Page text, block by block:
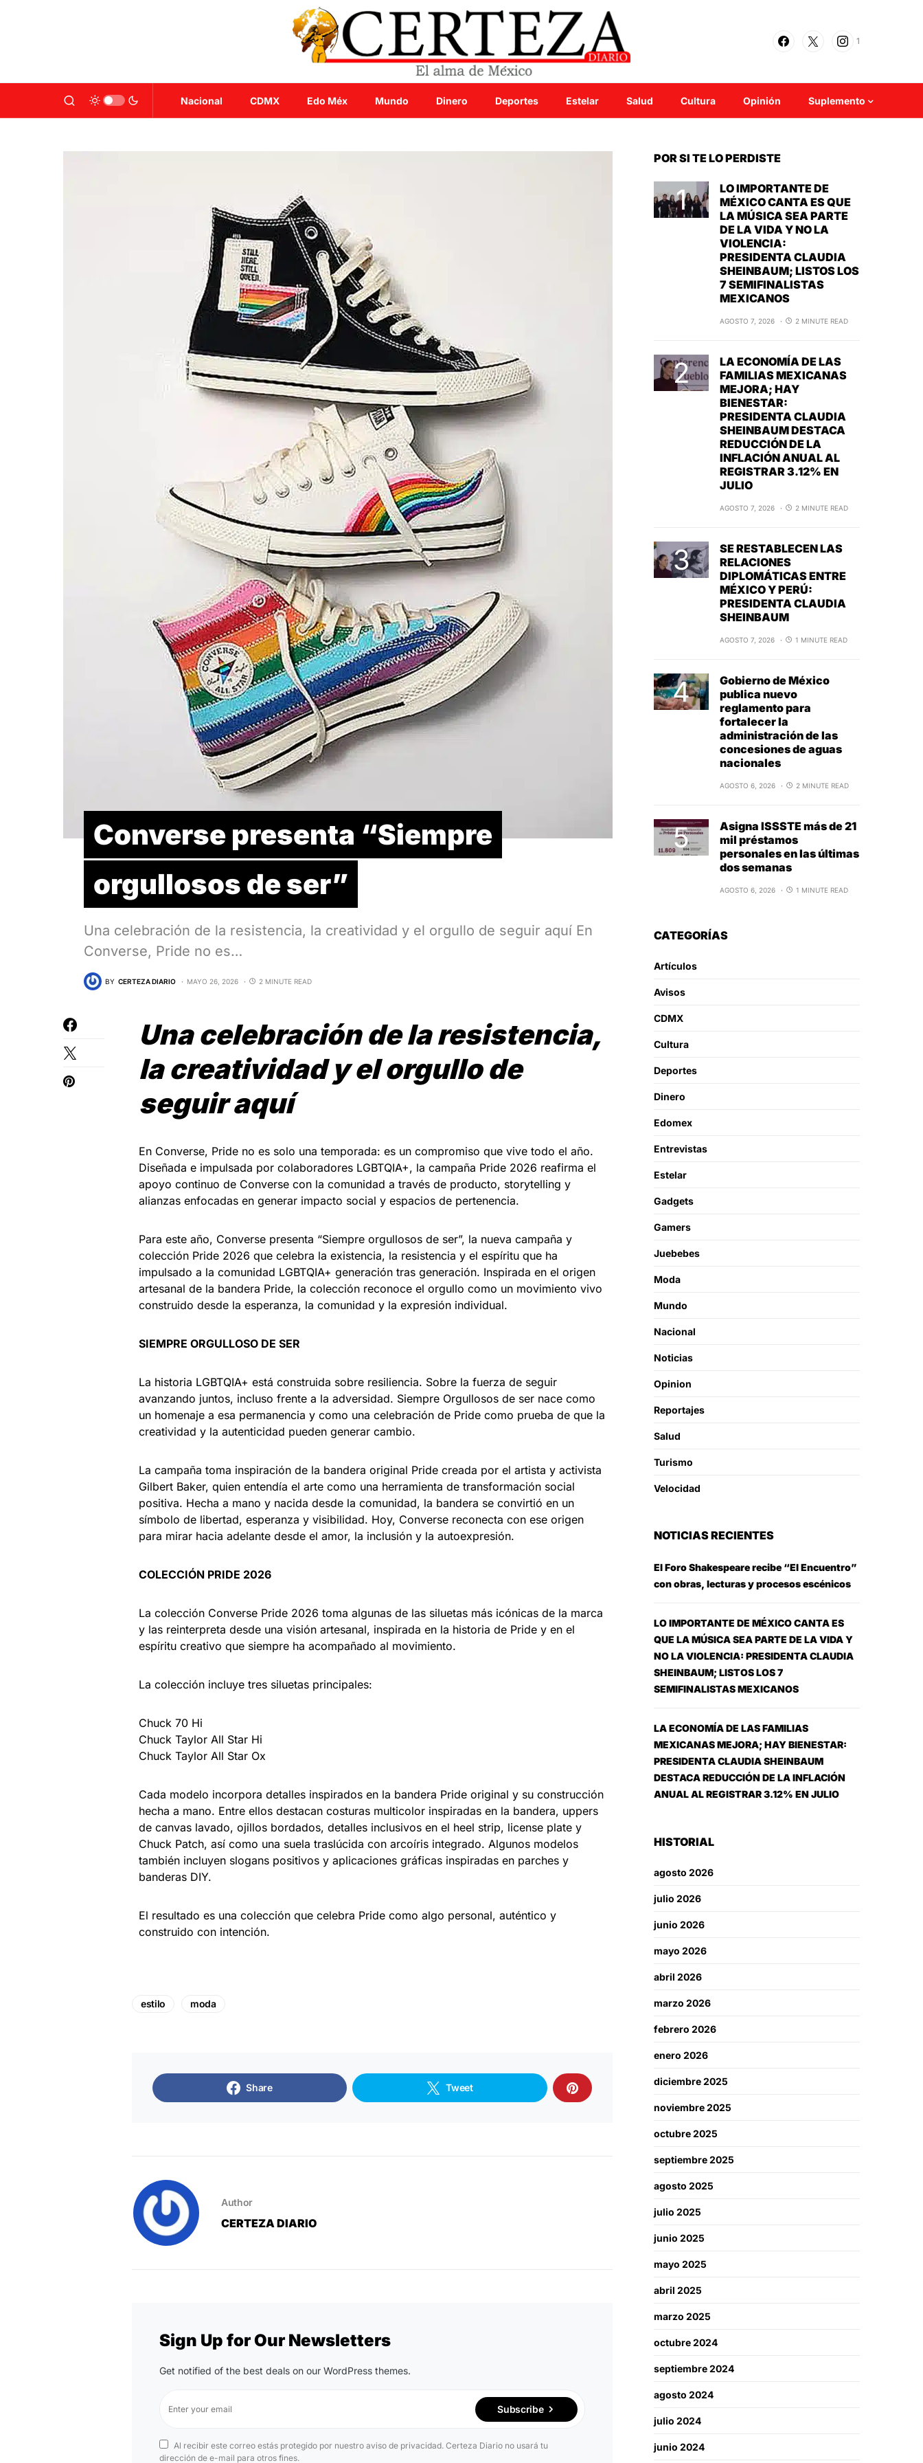
1
Nacional CDMX Edo Méx Mundo Dinero Deportes Estelar Salud Cultura Opinión Suplemento
Converse presenta “Siempre
orgullosos de ser”
Una celebración de la resistencia, la creatividad y el orgullo de seguir aquí En
Converse, Pride no es…
BY CERTEZA DIARIO MAYO 26, 2026 2 MINUTE READ
Una celebración de la resistencia,
la creatividad y el orgullo de
seguir aquí
En Converse, Pride no es solo una temporada: es un compromiso que vive todo el año.
Diseñada e impulsada por colaboradores LGBTQIA+, la campaña Pride 2026 reafirma el
apoyo continuo de Converse con la comunidad a través de producto, storytelling y
alianzas enfocadas en generar impacto social y espacios de pertenencia.
Para este año, Converse presenta “Siempre orgullosos de ser”, la nueva campaña y
colección Pride 2026 que celebra la existencia, la resistencia y el espíritu que ha
impulsado a la comunidad LGBTQIA+ generación tras generación. Inspirada en el origen
artesanal de la bandera Pride, la colección reconoce el orgullo como un movimiento vivo
construido desde la esperanza, la comunidad y la expresión individual.
SIEMPRE ORGULLOSO DE SER
La historia LGBTQIA+ está construida sobre resiliencia. Sobre la fuerza de seguir
avanzando juntos, incluso frente a la adversidad. Siempre Orgullosos de ser nace como
un homenaje a esa permanencia y como una celebración de Pride como prueba de que la
creatividad y la autenticidad pueden generar cambio.
La campaña toma inspiración de la bandera original Pride creada por el artista y activista
Gilbert Baker, quien entendía el arte como una herramienta de transformación social
positiva. Hecha a mano y nacida desde la comunidad, la bandera se convirtió en un
símbolo de libertad, esperanza y visibilidad. Hoy, Converse reconecta con ese origen
para mirar hacia adelante desde el amor, la inclusión y la autoexpresión.
COLECCIÓN PRIDE 2026
La colección Converse Pride 2026 toma algunas de las siluetas más icónicas de la marca
y las reinterpreta desde una visión artesanal, inspirada en la historia de Pride y en el
espíritu creativo que siempre ha acompañado al movimiento.
La colección incluye tres siluetas principales:
Chuck 70 Hi
Chuck Taylor All Star Hi
Chuck Taylor All Star Ox
Cada modelo incorpora detalles inspirados en la bandera Pride original y su construcción
hecha a mano. Entre ellos destacan costuras multicolor inspiradas en la bandera, uppers
de canvas lavado, ojillos bordados, detalles inclusivos en el heel strip, license plate y
Chuck Patch, así como una suela traslúcida con arcoíris integrado. Algunos modelos
también incluyen slogans positivos y aplicaciones gráficas inspiradas en parches y
banderas DIY.
El resultado es una colección que celebra Pride como algo personal, auténtico y
construido con intención.
estilo moda
Share Tweet
Author
CERTEZA DIARIO
Sign Up for Our Newsletters
Get notified of the best deals on our WordPress themes.
Subscribe
Al recibir este correo estás protegido por nuestro aviso de privacidad. Certeza Diario no usará tu
dirección de e-mail para otros fines.
POR SI TE LO PERDISTE
LO IMPORTANTE DE
MÉXICO CANTA ES QUE
LA MÚSICA SEA PARTE
DE LA VIDA Y NO LA
VIOLENCIA:
PRESIDENTA CLAUDIA
SHEINBAUM; LISTOS LOS
7 SEMIFINALISTAS
MEXICANOS
AGOSTO 7, 2026 2 MINUTE READ
LA ECONOMÍA DE LAS
FAMILIAS MEXICANAS
MEJORA; HAY
BIENESTAR:
PRESIDENTA CLAUDIA
SHEINBAUM DESTACA
REDUCCIÓN DE LA
INFLACIÓN ANUAL AL
REGISTRAR 3.12% EN
JULIO
AGOSTO 7, 2026 2 MINUTE READ
SE RESTABLECEN LAS
RELACIONES
DIPLOMÁTICAS ENTRE
MÉXICO Y PERÚ:
PRESIDENTA CLAUDIA
SHEINBAUM
AGOSTO 7, 2026 1 MINUTE READ
Gobierno de México
publica nuevo
reglamento para
fortalecer la
administración de las
concesiones de aguas
nacionales
AGOSTO 6, 2026 2 MINUTE READ
Asigna ISSSTE más de 21
mil préstamos
personales en las últimas
dos semanas
AGOSTO 6, 2026 1 MINUTE READ
CATEGORÍAS
Artículos
Avisos
CDMX
Cultura
Deportes
Dinero
Edomex
Entrevistas
Estelar
Gadgets
Gamers
Juebebes
Moda
Mundo
Nacional
Noticias
Opinion
Reportajes
Salud
Turismo
Velocidad
NOTICIAS RECIENTES
El Foro Shakespeare recibe “El Encuentro”
con obras, lecturas y procesos escénicos
LO IMPORTANTE DE MÉXICO CANTA ES
QUE LA MÚSICA SEA PARTE DE LA VIDA Y
NO LA VIOLENCIA: PRESIDENTA CLAUDIA
SHEINBAUM; LISTOS LOS 7
SEMIFINALISTAS MEXICANOS
LA ECONOMÍA DE LAS FAMILIAS
MEXICANAS MEJORA; HAY BIENESTAR:
PRESIDENTA CLAUDIA SHEINBAUM
DESTACA REDUCCIÓN DE LA INFLACIÓN
ANUAL AL REGISTRAR 3.12% EN JULIO
HISTORIAL
agosto 2026
julio 2026
junio 2026
mayo 2026
abril 2026
marzo 2026
febrero 2026
enero 2026
diciembre 2025
noviembre 2025
octubre 2025
septiembre 2025
agosto 2025
julio 2025
junio 2025
mayo 2025
abril 2025
marzo 2025
octubre 2024
septiembre 2024
agosto 2024
julio 2024
junio 2024